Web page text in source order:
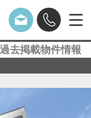
去掲載物件情報